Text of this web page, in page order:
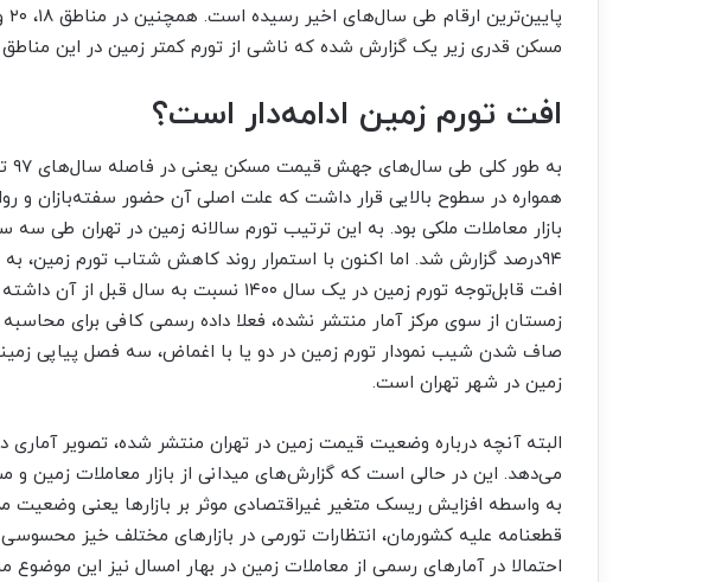
مسکن قدری زیر یک گزارش شده که ناشی از تورم کمتر زمین در این
افت تورم زمین ادامه‌‌‌دار است؟
همواره در سطوح بالایی قرار داشت که علت اصلی آن حضور سفته‌‌‌‌‌‌بازان و
۹۴‌درصد گزارش شد. اما اکنون با استمرار روند کاهش شتاب تورم زمین،
افت قابل‌توجه تورم زمین در یک سال ۱۴۰۰ نسبت
صاف شدن شیب نمودار تورم زمین در دو یا با اغماض، سه فصل پیاپی
زمین در شهر تهران است.
البته آنچه درباره وضعیت قیمت زمین در تهران منتشر شده، تصویر آماری
می‌دهد. این در حالی است که گزارش‌های میدانی از بازار معاملات زمین و
به واسطه افزایش ریسک متغیر غیراقتصادی موثر بر بازارها یعنی وضعیت
قطعنامه علیه کشورمان، انتظارات تورمی در بازارهای مختلف خیز
احتمالا در آمارهای رسمی از معاملات زمین در بهار امسال نیز این